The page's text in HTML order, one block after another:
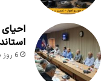
6 روز پیش